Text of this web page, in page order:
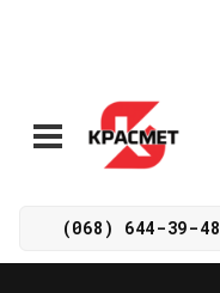
(068) 644-39-48